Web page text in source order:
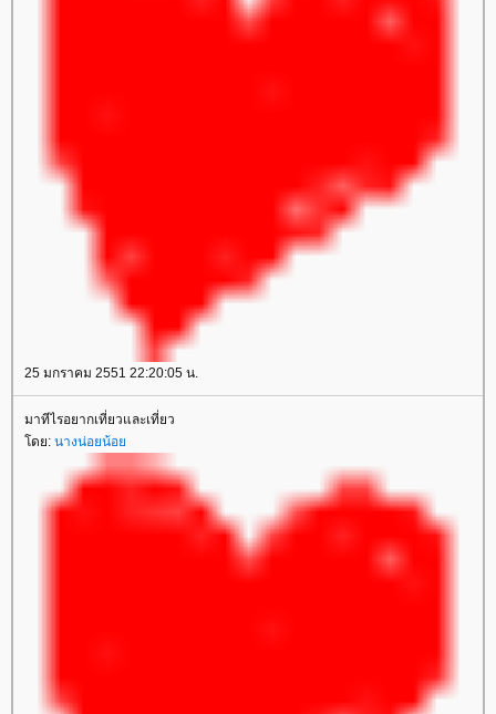
25 มกราคม 2551 22:20:05 น.
มาทีไรอยากเที่ยวและเที่ยว
ดย: นางน่อยน้อ